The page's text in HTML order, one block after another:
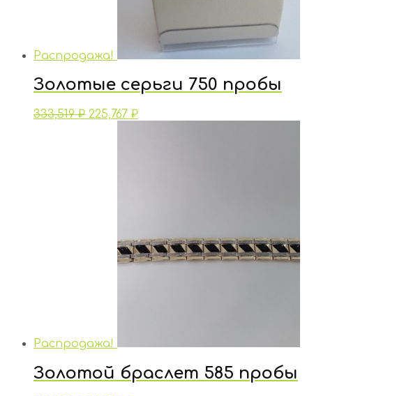
Распродажа!
Золотые серьги 750 пробы
333,519₽ 225,767 ₽
Распродажа!
Золотой браслет 585 пробы